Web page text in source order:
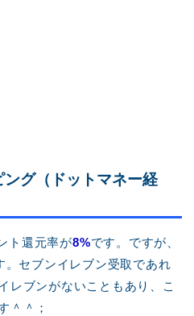
グ（ドットマネー経
ト還元率が8%です。ですが、
。セブンイレブン受取であれ
レブンがないこともあり、こ
＾＾；